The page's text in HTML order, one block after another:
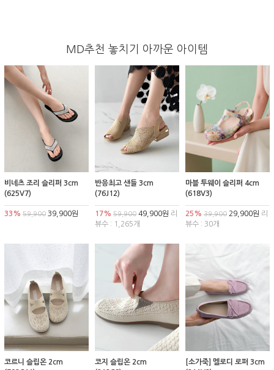
MD추천 놓치기 아까운 아이템
비네츠 조리 슬리퍼 3cm
(625V7)
33% 59,900 39,900원
반응최고 샌들 3cm
(76J12)
17% 59,90049,900원 리
뷰수 : 1,265개
마블 투웨이 슬리퍼 4cm
(618V3)
25% 39,90029,900원 리
뷰수 : 30개
코르니 슬립온 2cm
코지 슬립온 2cm
[소가죽] 멜로디 로퍼 3cm